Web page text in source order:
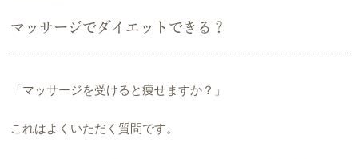
マッサージでダイエットできる？
「マッサージを受けると痩せますか？」
これはよくいただく質問です。